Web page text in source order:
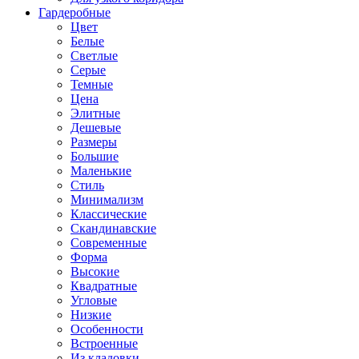
Гардеробные
Цвет
Белые
Светлые
Серые
Темные
Цена
Элитные
Дешевые
Размеры
Большие
Маленькие
Стиль
Минимализм
Классические
Скандинавские
Современные
Форма
Высокие
Квадратные
Угловые
Низкие
Особенности
Встроенные